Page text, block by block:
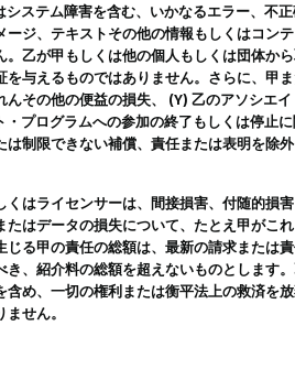
ステム障害を含む、いかなるエラー、不
ージ、テキストその他の情報もしくはコン
。乙が甲もしくは他の個人もしくは団体か
を与えるものではありません。さらに、甲
んその他の便益の損失、 (Y) 乙のアソシエ
プログラムへの参加の終了もしくは停止
は制限できない補償、責任または表明を除
くはライセンサーは、間接損害、付随的損
たはデータの損失について、たとえ甲がこ
じる甲の責任の総額は、最新の請求または
き、紹介料の総額を超えないものとします
含め、一切の権利または衡平法上の救済を
せん。